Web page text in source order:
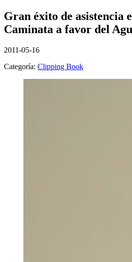
Gran éxito de asistencia
Caminata a favor del
2011-05-16
Categoría: Clipping Book